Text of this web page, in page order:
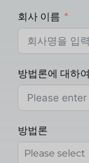
회사 이름
방법론에 대하여
방법론